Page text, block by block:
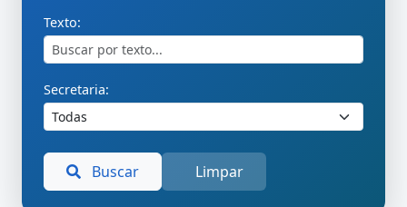
Texto:
Secretaria:
Buscar Limpar